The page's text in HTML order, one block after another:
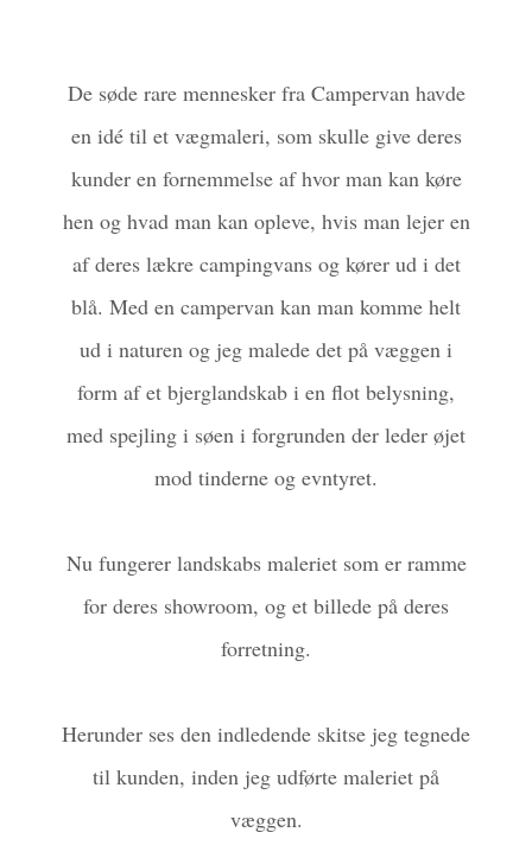
De søde rare mennesker fra Campervan havde
en idé til et vægmaleri, som skulle give deres
kunder en fornemmelse af hvor man kan køre
hen og hvad man kan opleve, hvis man lejer en
af deres lækre campingvans og kører ud i det
blå. Med en campervan kan man komme helt
ud i naturen og jeg malede det på væggen i
form af et bjerglandskab i en flot belysning,
med spejling i søen i forgrunden der leder øjet
mod tinderne og evntyret.
Nu fungerer landskabs maleriet som er ramme
for deres showroom, og et billede på deres
forretning.
Herunder ses den indledende skitse jeg tegnede
til kunden, inden jeg udførte maleriet på
væggen.